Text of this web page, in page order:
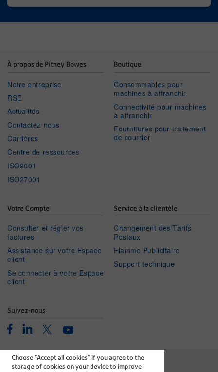
Choose “Accept all cookies" if you agree to the
storage of cookies on your device to improve
À propos de Pitney Bowes
Notre entreprise
RSE
Actualités
Contactez-nous
Carrières
Centre de ressources
ISO9001
ISO27001
Boutique
Consommables pour
machines à affranchir
Connectivité pour machines
à affranchir
Fournitures pour traitement
de courrier
Votre Compte
Consulter et régler vos
factures
Assistance sur votre Espace
client
Se connecter à votre Espace
client
Service à la clientèle
Changement des Tarifs
Postaux
Flamme Publicitaire
Support technique
Suivez-nous
FacebookLinkedinTwitterYoutube